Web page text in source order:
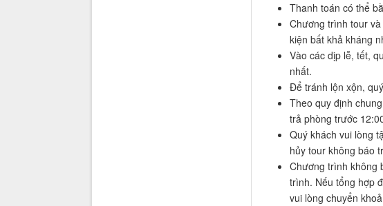
Thanh toán có thể
Chương trình tour
kiện bất khả kháng
Vào các dịp lễ, tết,
nhất.
Để tránh lộn xộn,
Theo quy định
trả phòng trước
Quý khách vui lòng
hủy tour không báo
Chương trình không
trình. Nếu tổng hợp
vui lòng chuyển